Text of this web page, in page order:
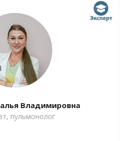
Владимировна
пульмонолог